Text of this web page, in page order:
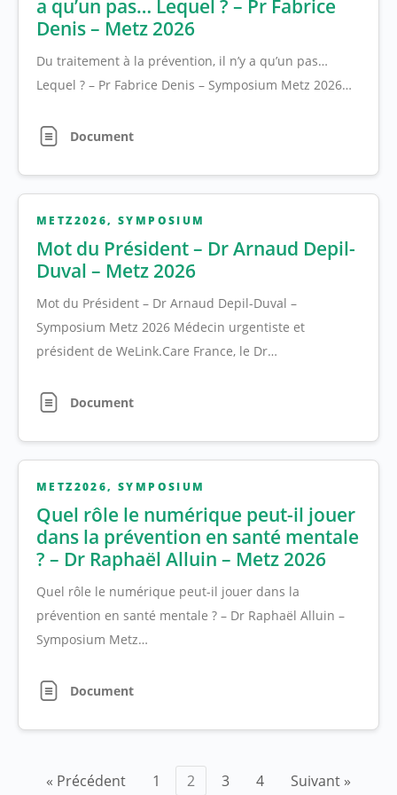
a qu’un pas… Lequel ? – Pr Fabrice
Denis – Metz 2026
Du traitement à la prévention, il n’y a qu’un pas…
Lequel ? – Pr Fabrice Denis – Symposium Metz 2026…
Document
METZ2026,SYMPOSIUM
Mot du Président – Dr Arnaud Depil-
Duval – Metz 2026
Mot du Président – Dr Arnaud Depil-Duval –
Symposium Metz 2026 Médecin urgentiste et
président de WeLink.Care France, le Dr…
Document
METZ2026,SYMPOSIUM
Quel rôle le numérique peut-il jouer
dans la prévention en santé mentale
? – Dr Raphaël Alluin – Metz 2026
Quel rôle le numérique peut-il jouer dans la
prévention en santé mentale ? – Dr Raphaël Alluin –
Symposium Metz…
Document
Pagination
« Précédent 1 2 3 4 Suivant »